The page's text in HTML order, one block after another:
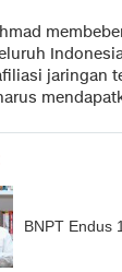
jaringan
BNPT Endus